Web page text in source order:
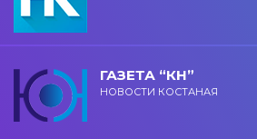
ГАЗЕТА “КН”
НОВОСТИ КОСТАНАЯ